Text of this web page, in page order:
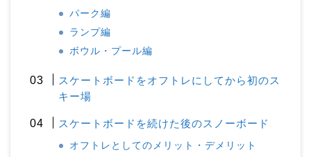
パーク編
ランプ編
ボウル・プール編
スケートボードをオフトレにしてから初のス
キー場
スケートボードを続けた後のスノーボード
オフトレとしてのメリット・デメリット